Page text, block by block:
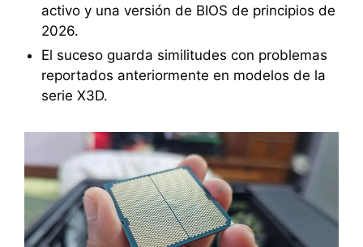
activo y una versión de BIOS de principios de
2026.
El suceso guarda similitudes con problemas
reportados anteriormente en modelos de la
serie X3D.